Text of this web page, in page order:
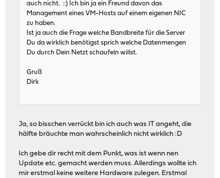
auch nicht. ::) Ich bin ja ein Freund davon das
Management eines VM-Hosts auf einem eigenen NIC
zu haben.
Ist ja auch die Frage welche Bandbreite für die Server
Du da wirklich benötigst sprich welche Datenmengen
Du durch Dein Netzt schaufeln willst.
Gruß
Dirk
Ja, so bisschen verrückt bin ich auch was IT angeht, die
hälfte bräuchte man wahrscheinlich nicht wirklich :D
Ich gebe dir recht mit dem Punkt, was ist wenn nen
Update etc. gemacht werden muss. Allerdings wollte ich
mir erstmal keine weitere Hardware zulegen. Erstmal